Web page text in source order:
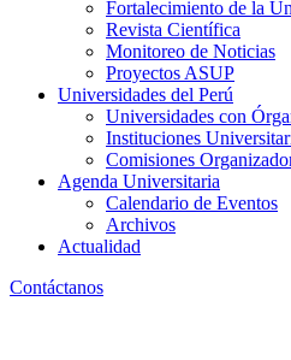
Fortalecimiento de la
Revista Científica
Monitoreo de Noticias
Proyectos ASUP
Universidades del Perú
Universidades con
Instituciones
Comisiones
Agenda Universitaria
Calendario de Eventos
Archivos
Actualidad
Contáctanos